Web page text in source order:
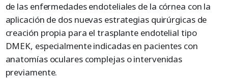
de las enfermedades endoteliales de la córnea con la
aplicación de dos nuevas estrategias quirúrgicas de
creación propia para el trasplante endotelial tipo
DMEK, especialmente indicadas en pacientes con
anatomías oculares complejas o intervenidas
previamente.